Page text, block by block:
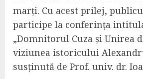
marți. Cu acest prilej,
participe la conferința
„Domnitorul Cuza și Unirea
viziunea istoricului
susținută de Prof. univ. dr.